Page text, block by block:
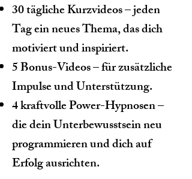
30 tägliche Kurzvideos – jeden
Tag ein neues Thema, das dich
motiviert und inspiriert.
5 Bonus-Videos – für zusätzliche
Impulse und Unterstützung.
4 kraftvolle Power-Hypnosen –
die dein Unterbewusstsein neu
programmieren und dich auf
Erfolg ausrichten.